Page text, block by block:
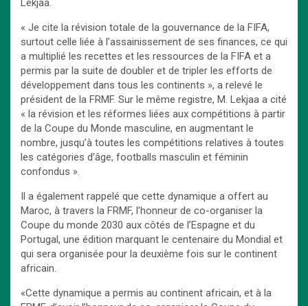
Lekjaa.
« Je cite la révision totale de la gouvernance de la FIFA,
surtout celle liée à l’assainissement de ses finances, ce qui
a multiplié les recettes et les ressources de la FIFA et a
permis par la suite de doubler et de tripler les efforts de
développement dans tous les continents », a relevé le
président de la FRMF. Sur le même registre, M. Lekjaa a cité
« la révision et les réformes liées aux compétitions à partir
de la Coupe du Monde masculine, en augmentant le
nombre, jusqu’à toutes les compétitions relatives à toutes
les catégories d’âge, footballs masculin et féminin
confondus ».
Il a également rappelé que cette dynamique a offert au
Maroc, à travers la FRMF, l’honneur de co-organiser la
Coupe du monde 2030 aux côtés de l’Espagne et du
Portugal, une édition marquant le centenaire du Mondial et
qui sera organisée pour la deuxième fois sur le continent
africain.
«Cette dynamique a permis au continent africain, et à la